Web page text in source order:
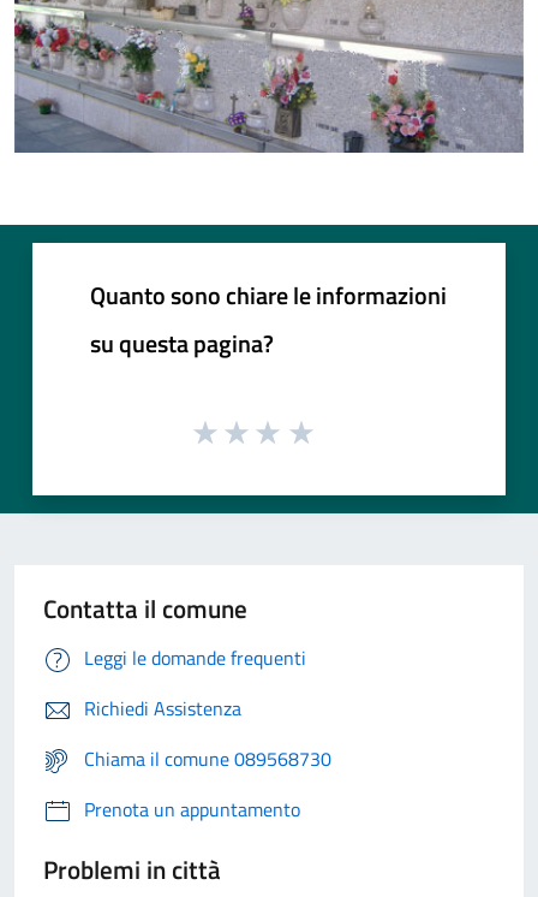
Quanto sono chiare le informazioni
su questa pagina?
Contatta il comune
Leggi le domande frequenti
Richiedi Assistenza
Chiama il comune 089568730
Prenota un appuntamento
Problemi in città